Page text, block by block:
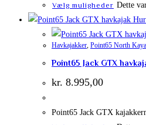
Vælg muligheder Dette
Havkajakker, Point65 North
Point65 Jack GTX
kr. 8.995,00
Point65 Jack GTX